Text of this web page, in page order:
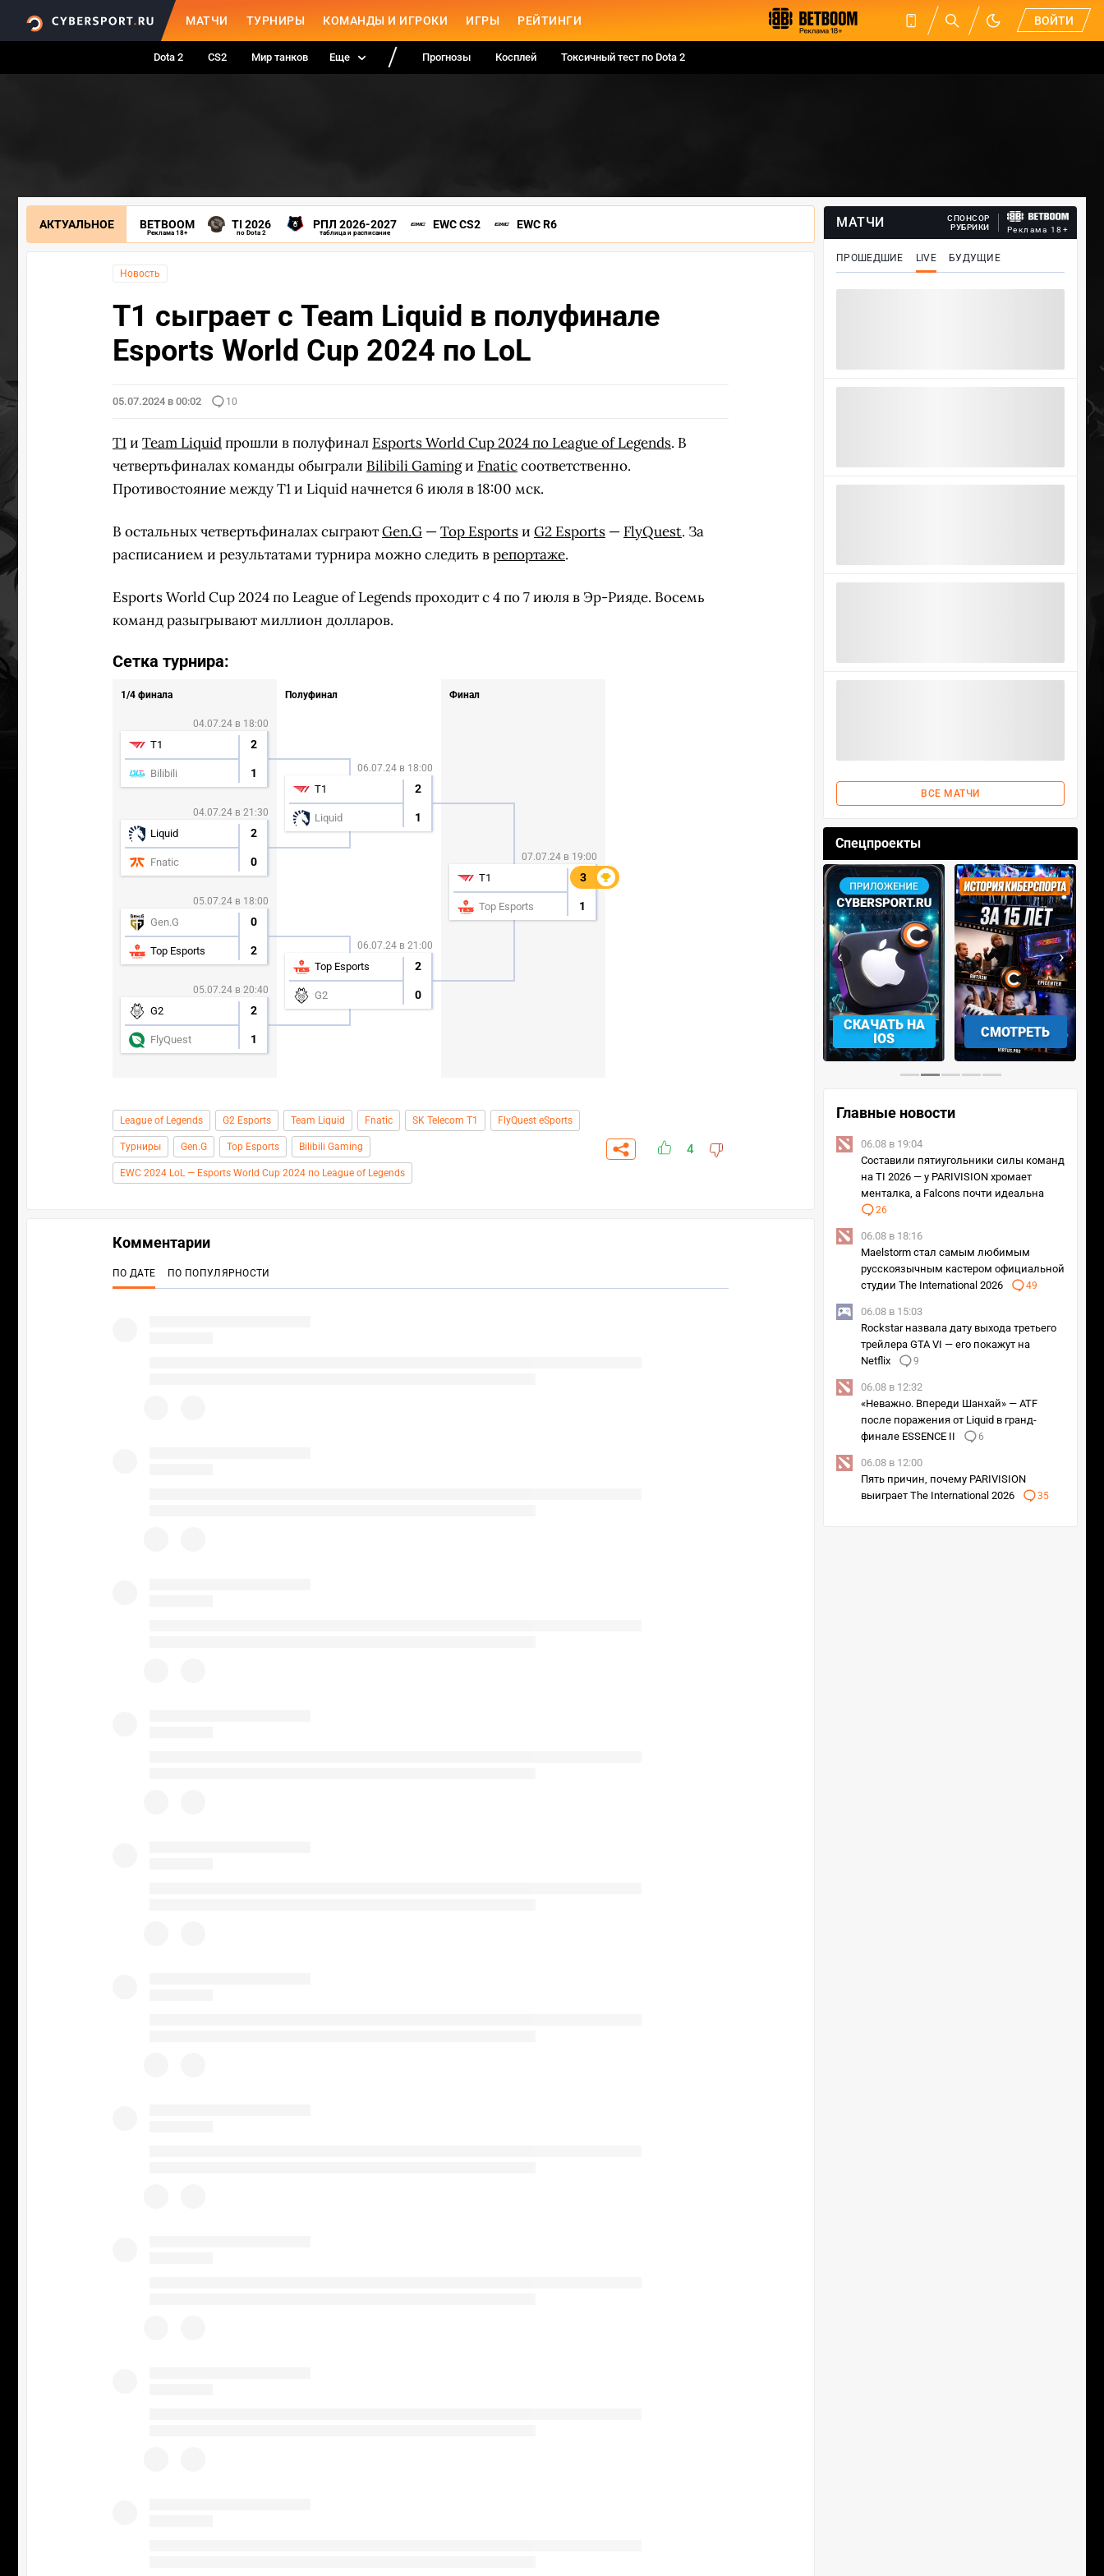
МАТЧИ ТУРНИРЫ КОМАНДЫ И ИГРОКИ ИГРЫ РЕЙТИНГИ ВОЙТИ
Dota 2 CS2 Мир танков Еще Прогнозы Косплей Токсичный тест по Dota 2
АКТУАЛЬНОЕ BETBOOM
Реклама 18+
TI 2026
по Dota 2
РПЛ 2026-2027
таблица и расписание
EWC CS2 EWC R6
Новость
T1 сыграет с Team Liquid в полуфинале
Esports World Cup 2024 по LoL
05.07.2024 в 00:02 10
T1и Team Liquidпрошли в полуфинал Esports World Cup 2024 по League of Legends. В
четвертьфиналах команды обыграли Bilibili Gamingи Fnaticсоответственно.
Противостояние между T1 и Liquid начнется 6 июля в 18:00 мск.
В остальных четвертьфиналах сыграютGen.G —Top Esportsи G2 Esports — FlyQuest. За
расписанием и результатами турнира можно следить врепортаже.
Esports World Cup 2024 по League of Legends проходит с 4 по 7 июля в Эр-Рияде. Восемь
команд разыгрывают миллион долларов.
Сетка турнира:
1/4 финала
04.07.24 в 18:00
T1 2
Bilibili 1
04.07.24 в 21:30
Liquid 2
Fnatic 0
05.07.24 в 18:00
Gen.G 0
Top Esports 2
05.07.24 в 20:40
G2 2
FlyQuest 1
Полуфинал
06.07.24 в 18:00
T1 2
Liquid 1
06.07.24 в 21:00
Top Esports 2
G2 0
Финал
07.07.24 в 19:00
T1 3
3
Top Esports 1
League of Legends G2 Esports Team Liquid Fnatic SK Telecom T1 FlyQuest eSports
Турниры Gen.G Top Esports Bilibili Gaming
EWC 2024 LoL — Esports World Cup 2024 по League of Legends
4
МАТЧИ
СПОНСОР
РУБРИКИ
Реклама 18+
ПРОШЕДШИЕ LIVE БУДУЩИЕ
ВСЕ МАТЧИ
Спецпроекты
СМОТРЕТЬ УЧАСТВОВАТЬ
‹ ›
Главные новости
06.08 в 19:04
Составили пятиугольники силы команд
на TI 2026 — у PARIVISION хромает
менталка, а Falcons почти идеальна
26
06.08 в 18:16
Maelstorm стал самым любимым
русскоязычным кастером официальной
студии The International 2026
49
06.08 в 15:03
Rockstar назвала дату выхода третьего
трейлера GTA VI — его покажут на
Netflix
9
06.08 в 12:32
«Неважно. Впереди Шанхай» — ATF
после поражения от Liquid в гранд-
финале ESSENCE II
6
06.08 в 12:00
Пять причин, почему PARIVISION
выиграет The International 2026
35
Комментарии
ПО ДАТЕ ПО ПОПУЛЯРНОСТИ